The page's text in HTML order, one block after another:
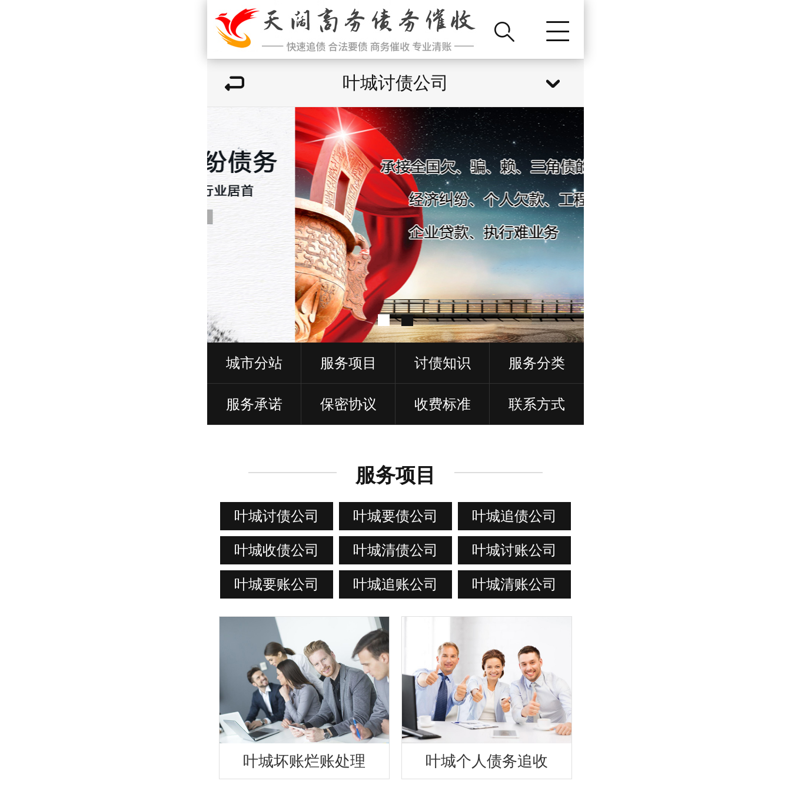
叶城讨债公司
城市分站 服务项目 讨债知识 服务分类
服务承诺 保密协议 收费标准 联系方式
服务项目
叶城讨债公司 叶城要债公司 叶城追债公司
叶城收债公司 叶城清债公司 叶城讨账公司
叶城要账公司 叶城追账公司 叶城清账公司
叶城坏账烂账处理 叶城个人债务追收